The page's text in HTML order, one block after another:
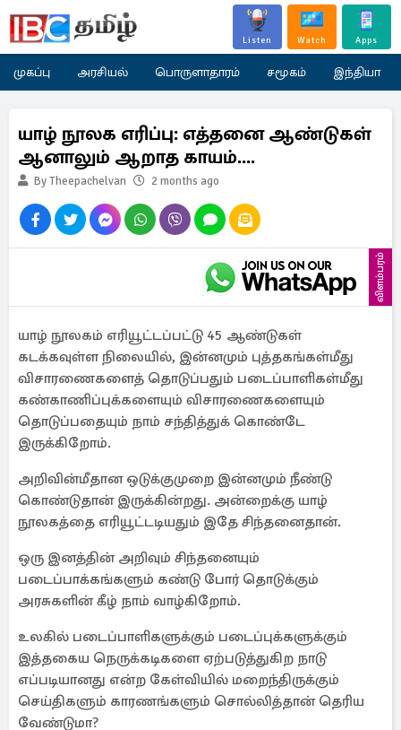
Listen Watch Apps
முகப்பு அரசியல் பொருளாதாரம் சமூகம் இந்தியா
யாழ் நூலக எரிப்பு: எத்தனை ஆண்டுகள்
ஆனாலும் ஆறாத காயம்....
By Theepachelvan 2 months ago
விளம்பரம்
யாழ் நூலகம் எரியூட்டப்பட்டு 45 ஆண்டுகள்
கடக்கவுள்ள நிலையில், இன்னமும் புத்தகங்கள்மீது
விசாரணைகளைத் தொடுப்பதும் படைப்பாளிகள்மீது
கண்காணிப்புக்களையும் விசாரணைகளையும்
தொடுப்பதையும் நாம் சந்தித்துக் கொண்டே
இருக்கிறோம்.
அறிவின்மீதான ஒடுக்குமுறை இன்னமும் நீண்டு
கொண்டுதான் இருக்கின்றது. அன்றைக்கு யாழ்
நூலகத்தை எரியூட்டடியதும் இதே சிந்தனைதான்.
ஒரு இனத்தின் அறிவும் சிந்தனையும்
படைப்பாக்கங்களும் கண்டு போர் தொடுக்கும்
அரசுகளின் கீழ் நாம் வாழ்கிறோம்.
உலகில் படைப்பாளிகளுக்கும் படைப்புக்களுக்கும்
இத்தகைய நெருக்கடிகளை ஏற்படுத்துகிற நாடு
எப்படியானது என்ற கேள்வியில் மறைந்திருக்கும்
செய்திகளும் காரணங்களும் சொல்லித்தான் தெரிய
வேண்டுமா?